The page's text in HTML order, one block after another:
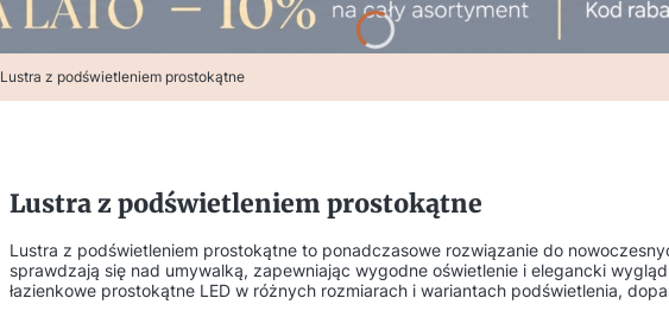
Lustra z podświetleniem prostokątne
Lustra z podświetleniem prostokątne
Lustra z podświetleniem prostokątne to ponadczasowe rozwiązanie do
sprawdzają się nad umywalką, zapewniając wygodne oświetlenie i elegancki
łazienkowe prostokątne LED w różnych rozmiarach i wariantach podświetlenia,